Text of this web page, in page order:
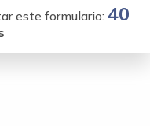
este formulario: 40